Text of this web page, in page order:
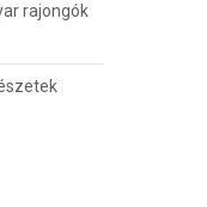
rajongók